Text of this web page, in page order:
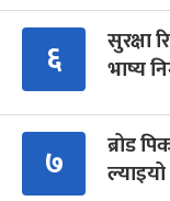
६
सुरक्षा
भाष्य
७
ब्रोड